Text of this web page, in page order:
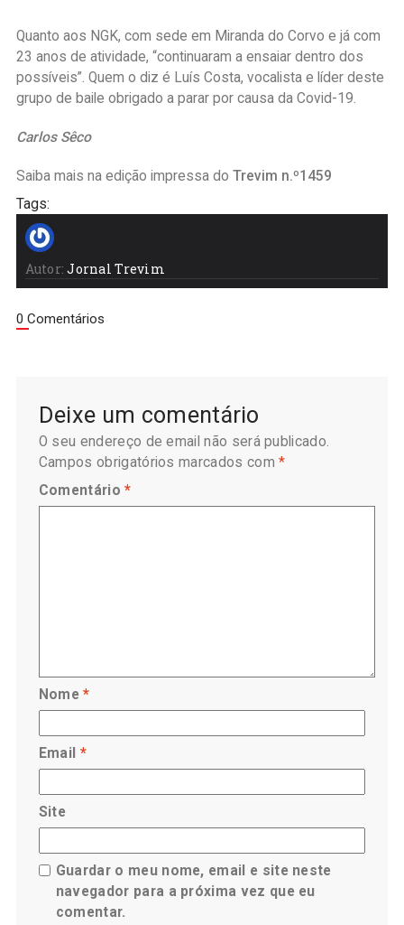
Quanto aos NGK, com sede em Miranda do Corvo e já com
23 anos de atividade, “continuaram a ensaiar dentro dos
possíveis”. Quem o diz é Luís Costa, vocalista e líder deste
grupo de baile obrigado a parar por causa da Covid-19.
Carlos Sêco
Saiba mais na edição impressa do Trevim n.º1459
Tags:
Autor: Jornal Trevim
0 Comentários
Deixe um comentário
O seu endereço de email não será publicado.
Campos obrigatórios marcados com*
Comentário*
Nome*
Email *
Site
Guardar o meu nome, email e site neste
navegador para a próxima vez que eu
comentar.